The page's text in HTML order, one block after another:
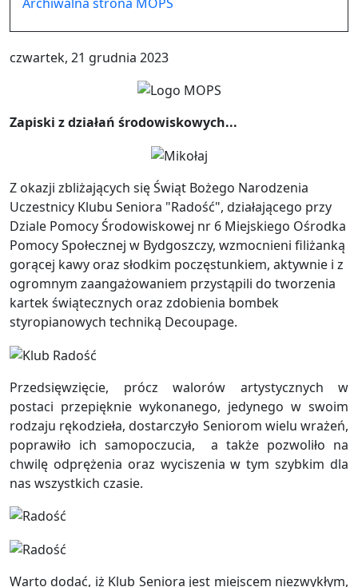
czwartek, 21 grudnia 2023
Zapiski z działań środowiskowych...
Z okazji zbliżających się Świąt Bożego Narodzenia
Uczestnicy Klubu Seniora "Radość", działającego przy
Dziale Pomocy Środowiskowej nr 6 Miejskiego Ośrodka
Pomocy Społecznej w Bydgoszczy, wzmocnieni filiżanką
gorącej kawy oraz słodkim poczęstunkiem, aktywnie i z
ogromnym zaangażowaniem przystąpili do tworzenia
kartek świątecznych oraz zdobienia bombek
styropianowych techniką Decoupage.
Przedsięwzięcie, prócz walorów artystycznych w
postaci przepięknie wykonanego, jedynego w swoim
rodzaju rękodzieła, dostarczyło Seniorom wielu wrażeń,
poprawiło ich samopoczucia, a także pozwoliło na
chwilę odprężenia oraz wyciszenia w tym szybkim dla
nas wszystkich czasie.
Warto dodać, iż Klub Seniora jest miejscem niezwykłym,